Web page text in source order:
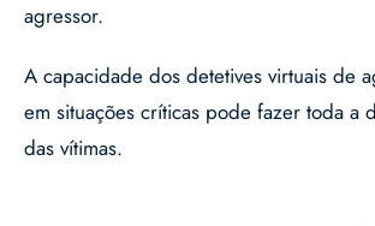
agressor.
A capacidade dos detetives virtuais de
em situações críticas pode fazer toda a
das vítimas.